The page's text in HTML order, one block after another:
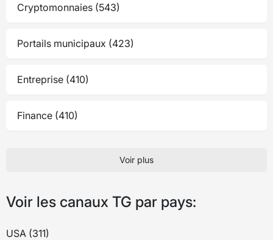
Cryptomonnaies (543)
Portails municipaux (423)
Entreprise (410)
Finance (410)
Voir plus
Voir les canaux TG par pays:
USA (311)